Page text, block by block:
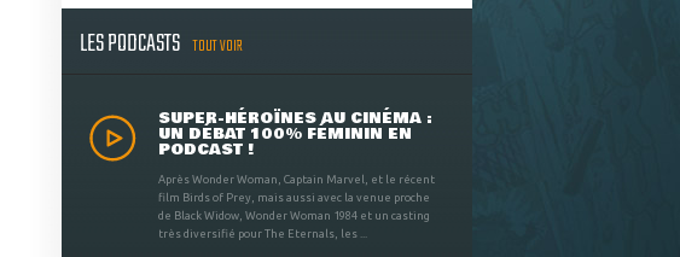
LES PODCASTS TOUT VOIR
SUPER-HÉROÏNES AU CINÉMA :
UN DÉBAT 100% FÉMININ EN
PODCAST !
Après Wonder Woman, Captain Marvel, et le récent
film Birds of Prey, mais aussi avec la venue proche
de Black Widow, Wonder Woman 1984 et un casting
très diversifié pour The Eternals, les ...